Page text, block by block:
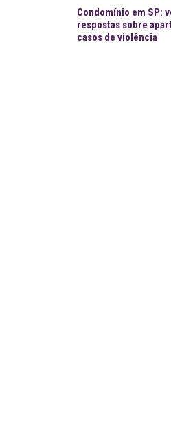
Condomínio em SP:
respostas sobre
casos de violência